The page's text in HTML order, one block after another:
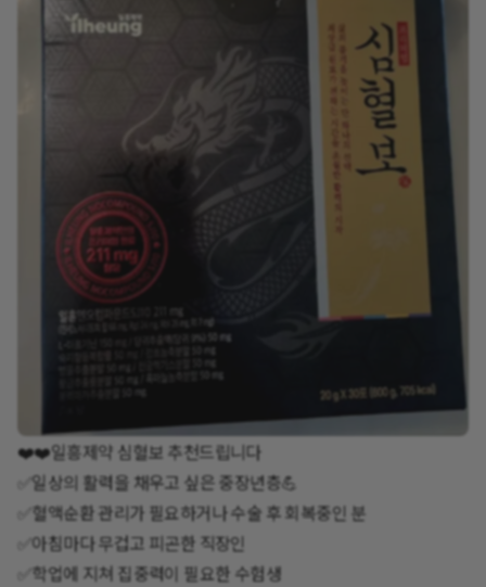
❤️❤️일흥제약 심혈보 추천드립니다
✅️일상의 활력을 채우고 싶은 중장년층💪
✅️혈액순환 관리가 필요하거나 수술 후 회복중인 분
✅️아침마다 무겁고 피곤한 직장인
✅️학업에 지쳐 집중력이 필요한 수험생